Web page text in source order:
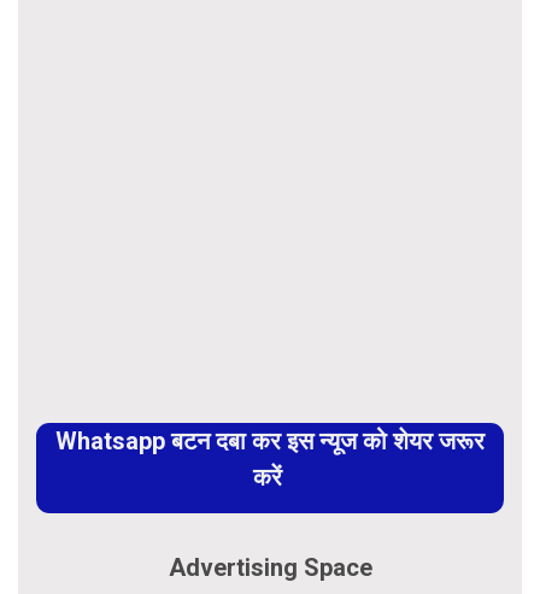
Whatsapp बटन दबा कर इस न्यूज को शेयर जरूर
करें
Advertising Space